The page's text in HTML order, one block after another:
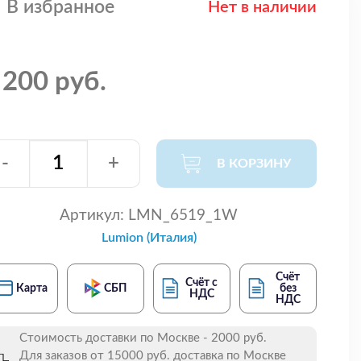
В избранное Нет в наличии
руб.
- + В КОРЗИНУ
Артикул: LMN_6519_1W
Lumion (Италия)
Карта СБП
Счёт с
НДС
Счёт
без
НДС
Стоимость доставки по Москве - 2000 руб.
Для заказов от 15000 руб. доставка по Москве